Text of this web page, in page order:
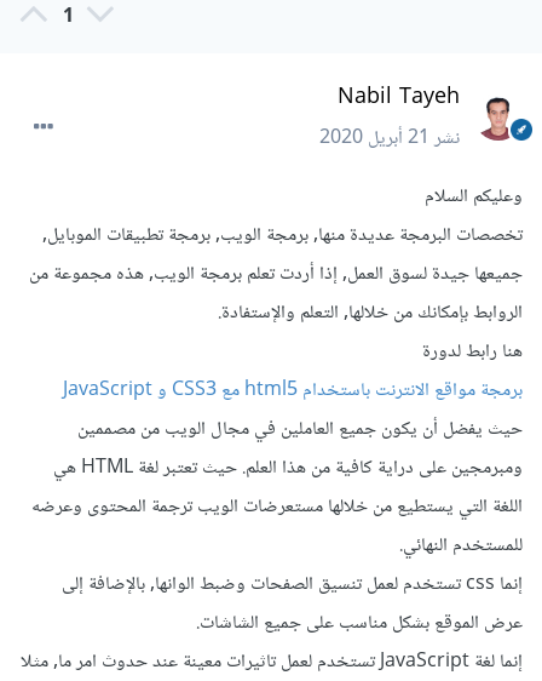
1
Nabil Tayeh
نشر21 أبريل 2020
وعليكم السلام
تخصصات البرمجة عديدة منها, برمجة الويب, برمجة تطبيقات الموبايل,
جميعها جيدة لسوق العمل, إذا أردت تعلم برمجة الويب, هذه مجموعة من
الروابط بإمكانك من خلالها, التعلم والإستفادة.
هنا رابط لدورة
برمجة مواقع الانترنت باستخدام html5 مع CSS3 و JavaScript
حيث يفضل أن يكون جميع العاملين في مجال الويب من مصممين
ومبرمجين على دراية كافية من هذا العلم. حيث تعتبر لغة HTML هي
اللغة التي يستطيع من خلالها مستعرضات الويب ترجمة المحتوى وعرضه
للمستخدم النهائي.
إنما css تستخدم لعمل تنسيق الصفحات وضبط الوانها, بالإضافة إلى
عرض الموقع بشكل مناسب على جميع الشاشات.
إنما لغة JavaScript تستخدم لعمل تاثيرات معينة عند حدوث امر ما, مثلا